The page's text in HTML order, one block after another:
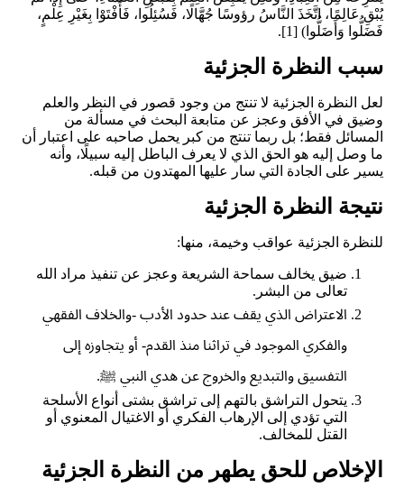
يُبْقِ عَالِمًا، اتَّخَذَ النَّاسُ رؤوسًا جُهَّالًا، فَسُئِلُوا، فَأَفْتَوْا بِغَيْرِ عِلْمٍ،
‌فَضَلُّوا ‌وَأَضَلُّوا) [1].
سبب النظرة الجزئية
لعل النظرة الجزئية لا تنتج من وجود قصور في النظر والعلم
وضيق في الأفق وعجز عن متابعة البحث في مسألة من
المسائل فقط؛ بل ربما تنتج من كبر يحمل صاحبه على اعتبار أن
ما وصل إليه هو الحق الذي لا يعرف الباطل إليه سبيلًا، وأنه
يسير على الجادة التي سار عليها المهتدون من قبله.
نتيجة النظرة الجزئية
للنظرة الجزئية عواقب وخيمة، منها:
ضيق يخالف سماحة الشريعة وعجز عن تنفيذ مراد الله
تعالى من البشر.
الاعتراض الذي يقف عند حدود الأدب -والخلاف الفقهي
والفكري الموجود في تراثنا منذ القدم- أو يتجاوزه إلى
التفسيق والتبديع والخروج عن هدي النبي ﷺ.
يتحول التراشق بالتهم إلى تراشق بشتى أنواع الأسلحة
التي تؤدي إلى الإرهاب الفكري أو الاغتيال المعنوي أو
القتل للمخالف.
الإخلاص للحق يطهر من النظرة الجزئية